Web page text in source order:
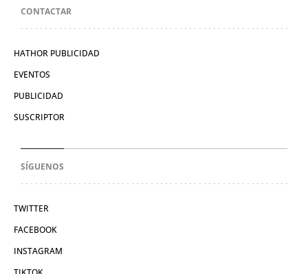
CONTACTAR
HATHOR PUBLICIDAD
EVENTOS
PUBLICIDAD
SUSCRIPTOR
SÍGUENOS
TWITTER
FACEBOOK
INSTAGRAM